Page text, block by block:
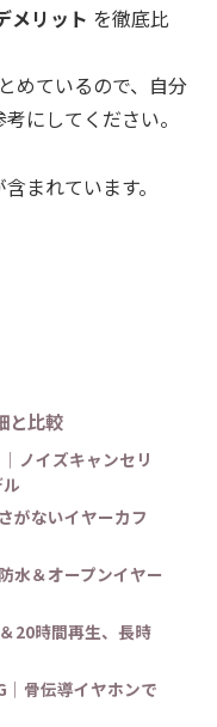
メリット を徹底比
めているので、自分
にしてください。
まれています。
と比較
ノイズキャンセリ
がないイヤーカフ
水＆オープンイヤー
20時間再生、長時
骨伝導イヤホンで